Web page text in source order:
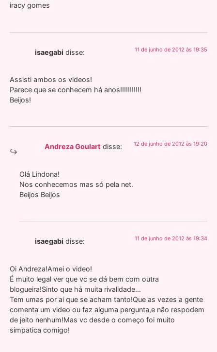
iracy gomes
isaegabi disse: 11 de junho de 2012 às 19:35
Assisti ambos os videos!
Parece que se conhecem há anos!!!!!!!!!!!
Beijos!
Andreza Goulart disse: 12 de junho de 2012 às 19:20
Olá Lindona!
Nos conhecemos mas só pela net.
Beijos Beijos
isaegabi disse: 11 de junho de 2012 às 19:34
Oi Andreza!Amei o video!
É muito legal ver que vc se dá bem com outra
blogueira!Sinto que há muita rivalidade…
Tem umas por ai que se acham tanto!Que as vezes a gente
comenta um video ou faz alguma pergunta,e não respodem
de jeito nenhum!Mas vc desde o começo foi muito
simpatica comigo!